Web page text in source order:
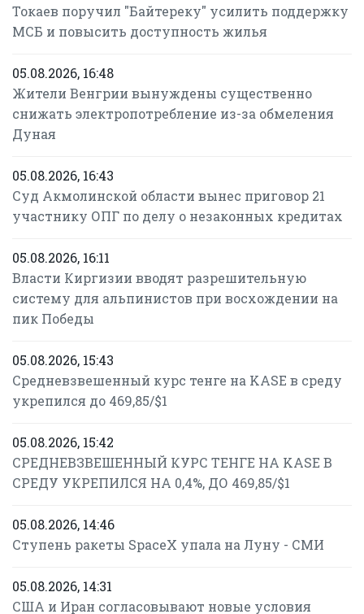
Токаев поручил "Байтереку" усилить поддержку
МСБ и повысить доступность жилья
05.08.2026, 16:48
Жители Венгрии вынуждены существенно
снижать электропотребление из-за обмеления
Дуная
05.08.2026, 16:43
Суд Акмолинской области вынес приговор 21
участнику ОПГ по делу о незаконных кредитах
05.08.2026, 16:11
Власти Киргизии вводят разрешительную
систему для альпинистов при восхождении на
пик Победы
05.08.2026, 15:43
Средневзвешенный курс тенге на KASE в среду
укрепился до 469,85/$1
05.08.2026, 15:42
СРЕДНЕВЗВЕШЕННЫЙ КУРС ТЕНГЕ НА KASE В
СРЕДУ УКРЕПИЛСЯ НА 0,4%, ДО 469,85/$1
05.08.2026, 14:46
Ступень ракеты SpaceX упала на Луну - СМИ
05.08.2026, 14:31
США и Иран согласовывают новые условия